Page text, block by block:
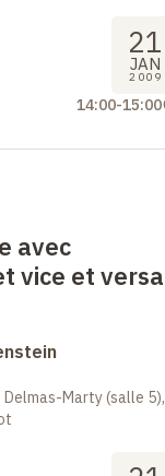
21
JAN
2009
14:00-15:00
avec
vice et versa
Marty (salle 5),